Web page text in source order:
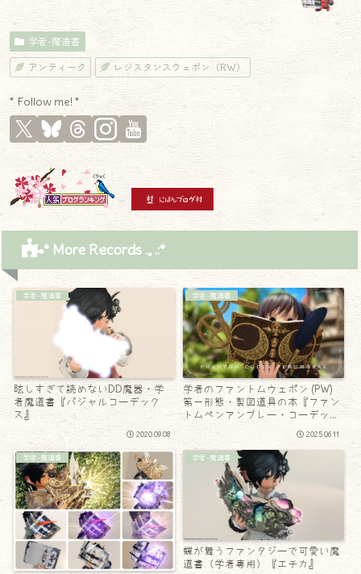
学者-魔道書
アンティーク レジスタンスウェポン（RW）
* Follow me! *
* More Records .｡.:*
学者-魔道書
眩しすぎて読めないDD魔器・学
者魔道書『パジャルコーデック
ス』
2020.09.08
学者-魔道書
学者のファントムウェポン (PW)
第一形態・製図道具の本『ファン
トムペンアンブレー・コーデック
ス』
2025.06.11
学者-魔道書 学者-魔道書
蝶が舞うファンタジーで可愛い魔
道書（学者専用）『エチカ』